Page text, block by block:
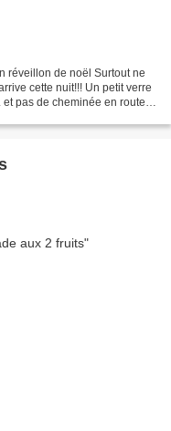
réveillon de noël Surtout ne
cette nuit!!! Un petit verre
pas de cheminée en route